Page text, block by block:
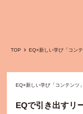
TOP EQ×新しい学び「コンテ
EQ×新しい学び「コンテンツ」
EQで引き出すリ